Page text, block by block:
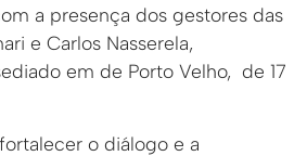
a presença dos gestores das
e Carlos Nasserela,
em de Porto Velho, de 17
o diálogo e a